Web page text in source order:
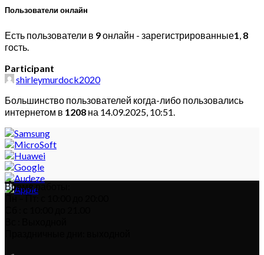
Пользователи онлайн
Есть пользователи в 9онлайн - зарегистрированные1, 8
гость.
Participant
shirleymurdock2020
Большинство пользователей когда-либо пользовались
интернетом в 1208 на 14.09.2025, 10:51.
Время работы:
Пн – Пт: с 10:00 до 20:00